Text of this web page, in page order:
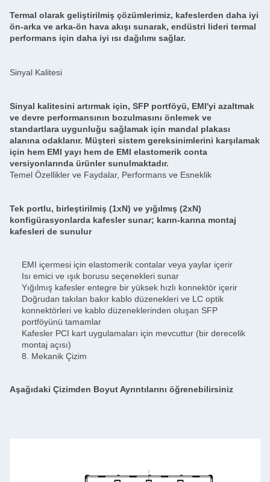
Termal olarak geliştirilmiş çözümlerimiz, kafeslerden daha iyi
ön-arka ve arka-ön hava akışı sunarak, endüstri lideri termal
performans için daha iyi ısı dağılımı sağlar.
Sinyal Kalitesi
Sinyal kalitesini artırmak için, SFP portföyü, EMI'yi azaltmak
ve devre performansının bozulmasını önlemek ve
standartlara uygunluğu sağlamak için mandal plakası
alanına odaklanır. Müşteri sistem gereksinimlerini karşılamak
için hem EMI yayı hem de EMI elastomerik conta
versiyonlarında ürünler sunulmaktadır.
Temel Özellikler ve Faydalar, Performans ve Esneklik
Tek portlu, birleştirilmiş (1xN) ve yığılmış (2xN)
konfigürasyonlarda kafesler sunar; karın-karına montaj
kafesleri de sunulur
EMI içermesi için elastomerik contalar veya yaylar içerir
Isı emici ve ışık borusu seçenekleri sunar
Yığılmış kafesler entegre bir yüksek hızlı konnektör içerir
Doğrudan takılan bakır kablo düzenekleri ve LC optik
konnektörleri ve kablo düzeneklerinden oluşan SFP
portföyünü tamamlar
Kafesler PCI kart uygulamaları için mevcuttur (bir derecelik
montaj açısı)
8. Mekanik Çizim
Aşağıdaki Çizimden Boyut Ayrıntılarını öğrenebilirsiniz